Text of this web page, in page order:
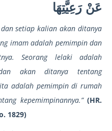
عَنْ رَعِيَّتِهَا
setiap kalian akan ditanya
imam adalah pemimpin dan
Seorang lelaki adalah
akan ditanya tentang
adalah pemimpin di rumah
kepemimpinannya.” (HR.
1829)